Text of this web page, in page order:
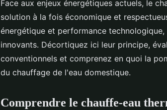
Face aux enjeux énergétiques actuels, le
solution à la fois économique et
énergétique et performance
innovants. Décortiquez ici leur principe,
conventionnels et comprenez en quoi la
du chauffage de l'eau domestique.
Comprendre le chauffe-eau